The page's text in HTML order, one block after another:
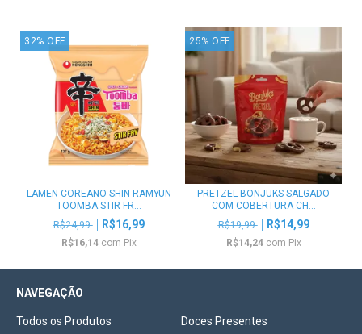
32% OFF
LAMEN COREANO SHIN RAMYUN
TOOMBA STIR FR...
R$24,99
R$16,99
R$16,14 com Pix
25% OFF
PRETZEL BONJUKS SALGADO
COM COBERTURA CH...
R$19,99
R$14,99
R$14,24 com Pix
NAVEGAÇÃO
Todos os Produtos Doces Presentes